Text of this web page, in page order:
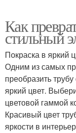
Как
стильный
Покраска в яркий
Одним из самых
преобразить
яркий цвет.
цветовой гаммой
Красивый цвет
яркости в